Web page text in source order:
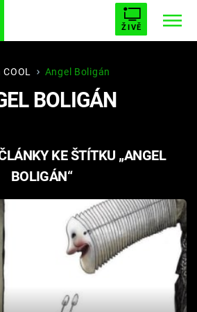
ŽIVĚ
BUFFY, PŘEMOŽITELKA UPÍRŮ
AVENGERS 5
Angel Boligán
BOLIGÁN
KE ŠTÍTKU „ANGEL
BOLIGÁN“